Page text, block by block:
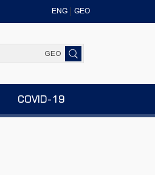
ENG GEO
GEO
COVID-19